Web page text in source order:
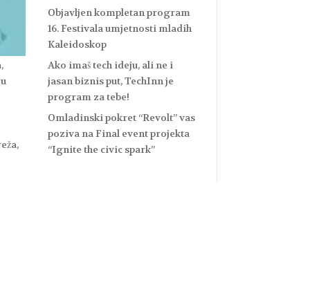
Objavljen kompletan program
16. Festivala umjetnosti mladih
Kaleidoskop
Ako imaš tech ideju, ali ne i
jasan biznis put, TechInn je
program za tebe!
Omladinski pokret “Revolt” vas
poziva na Final event projekta
“Ignite the civic spark”